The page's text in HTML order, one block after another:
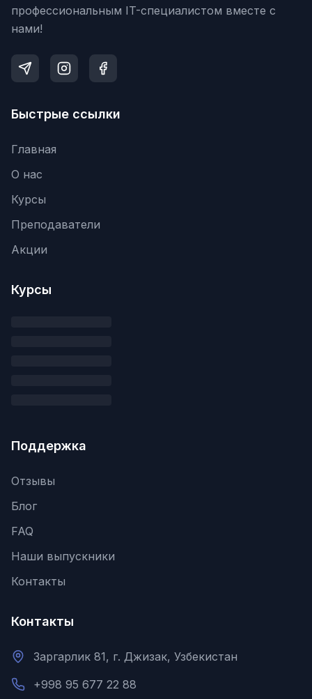
профессиональным IT-специалистом вместе с
нами!
Быстрые ссылки
Главная
О нас
Курсы
Преподаватели
Акции
Курсы
Поддержка
Отзывы
Блог
FAQ
Наши выпускники
Контакты
Контакты
Заргарлик 81, г. Джизак, Узбекистан
+998 95 677 22 88